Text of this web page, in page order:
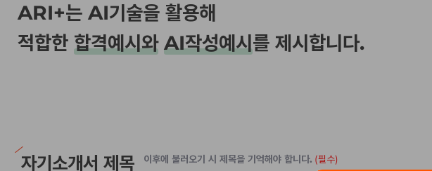
ARI+는 AI기술을 활용해
적합한 합격예시와 AI작성예시를 제시합니다.
자기소개서 제목 이후에 불러오기 시 제목을 기억해야 합니다. (필수)